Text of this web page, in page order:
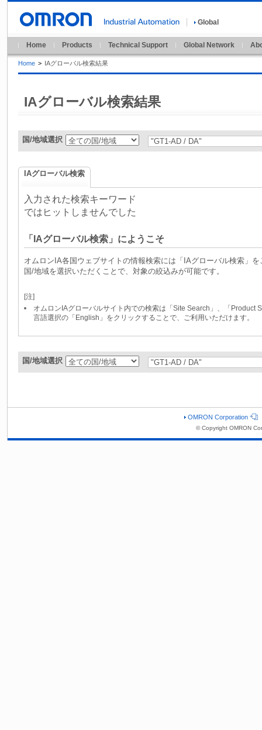
Global
Home Products Technical Support Global Network
Home > IAグローバル検索結果
IAグローバル検索結果
国/地域選択
IAグローバル検索
入力された検索キーワード
ではヒットしませんでした
「IAグローバル検索」にようこそ
オムロンIA各国ウェブサイトの情報検索には「IAグローバル検索」
国/地域を選択いただくことで、対象の絞込みが可能です。
[注]
オムロンIAグローバルサイト内での検索は「Site Search」、「Product
言語選択の「English」をクリックすることで、ご利用いただけます。
国/地域選択
OMRON Corporation
© Copyright OMRON